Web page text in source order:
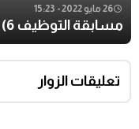
26 مايو 2022 - 15:23
مسابقة التوظيف AMMC 2022 (6 وظائف)
تعليقات الزوار